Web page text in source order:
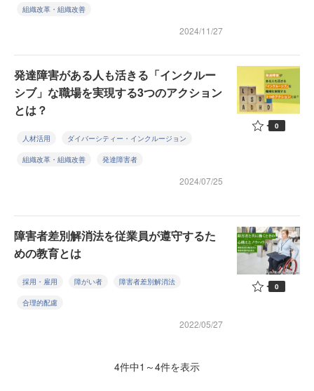
組織改革・組織改善
2024/11/27
発達障害がある人も活きる「インクルー
シブ」な職場を実現する3つのアクション
とは？
人材活用 ダイバーシティー・インクルージョン
組織改革・組織改善 発達障害者
2024/07/25
0
障害者差別解消法を従業員が遵守するた
めの教育とは
採用・雇用 障がい者 障害者差別解消法
合理的配慮
2022/05/27
0
4件中1～4件を表示